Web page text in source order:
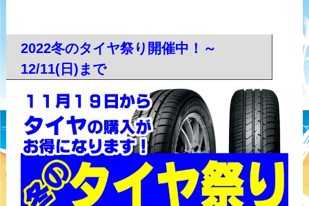
2022冬のタイヤ祭り開催中！～
12/11(日)まで